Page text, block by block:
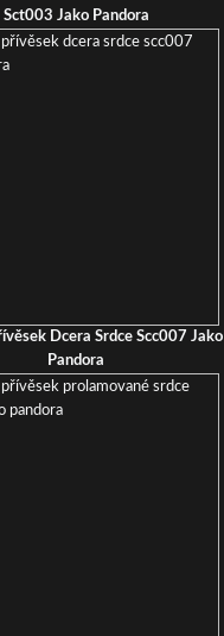
Sct003 Jako Pandora
Dcera Srdce Scc007 Jako
Pandora